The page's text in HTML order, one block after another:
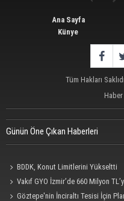
Ana Sayfa
Künye
Tüm Hakları
Günün Öne Çıkan Haberleri
BDDK, Konut Limitlerini Yükseltti
Vakıf GYO İzmir’de 660 Milyon
Göztepe'nin İnciraltı Tesisi İçin